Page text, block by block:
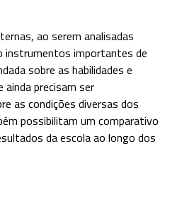
ao serem analisadas
instrumentos importantes de
sobre as habilidades e
ainda precisam ser
as condições diversas dos
possibilitam um comparativo
da escola ao longo dos